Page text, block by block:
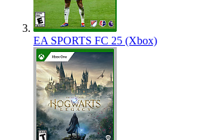
EA SPORTS FC 25 (Xbox)